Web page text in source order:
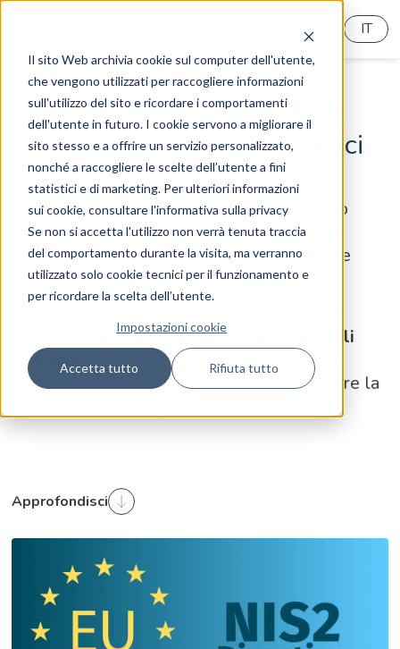
Il sito Web archivia cookie sul computer dell'utente,
che vengono utilizzati per raccogliere informazioni
sull'utilizzo del sito e ricordare i comportamenti
dell'utente in futuro. I cookie servono a migliorare il
sito stesso e a offrire un servizio personalizzato,
nonché a raccogliere le scelte dell’utente a fini
statistici e di marketing. Per ulteriori informazioni
sui cookie, consultare l'informativa sulla privacy
Se non si accetta l'utilizzo non verrà tenuta traccia
del comportamento durante la visita, ma verranno
utilizzato solo cookie tecnici per il funzionamento e
per ricordare la scelta dell’utente.
Impostazioni cookie
Accetta tutto Rifiuta tutto
IT
Direttiva NIS2: come essere
conformi con soluzioni efficaci
La direttiva NIS è stata la prima iniziativa
dell'UE per stabilire un quadro normativo
uniforme per la sicurezza cibernetica e la
direttiva NIS2 ha l’obiettivo di colmarne le
lacune.
gestione dei rischie lasegnalazione degli
incidenti
. Gli Stati membri dell'UE hanno
tempo fino al 17 ottobre 2024 per recepire la
Approfondisci